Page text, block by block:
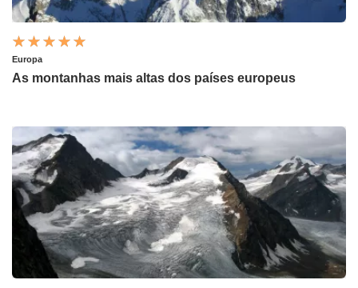
Europa
As montanhas mais altas dos países europeus